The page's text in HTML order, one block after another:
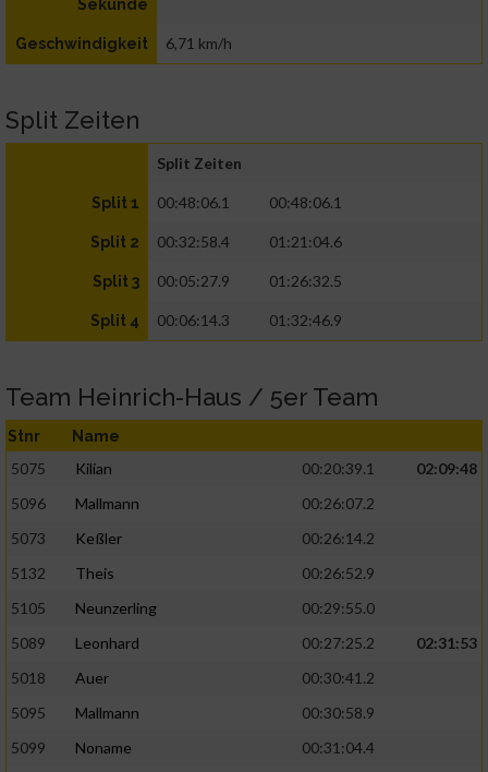
Sekunde
Geschwindigkeit 6,71 km/h
Split Zeiten
Split Zeiten
Split 1 00:48:06.1 00:48:06.1
Split 2 00:32:58.4 01:21:04.6
Split 3 00:05:27.9 01:26:32.5
Split 4 00:06:14.3 01:32:46.9
Team Heinrich-Haus / 5er Team
Stnr Name
5075 Kilian 00:20:39.1
02:09:48
5096
Mallmann
00:26:07.2
5073
Keßler
00:26:14.2
5132
Theis
00:26:52.9
5105
Neunzerling
00:29:55.0
5089
Leonhard 00:27:25.2
02:31:53
5018
Auer
00:30:41.2
5095
Mallmann
00:30:58.9
5099
Noname
00:31:04.4